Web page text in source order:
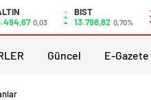
0,03
BIST
13.798,82 0,70%
Güncel E-Gazete